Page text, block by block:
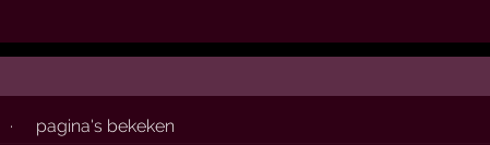
·
pagina's bekeken